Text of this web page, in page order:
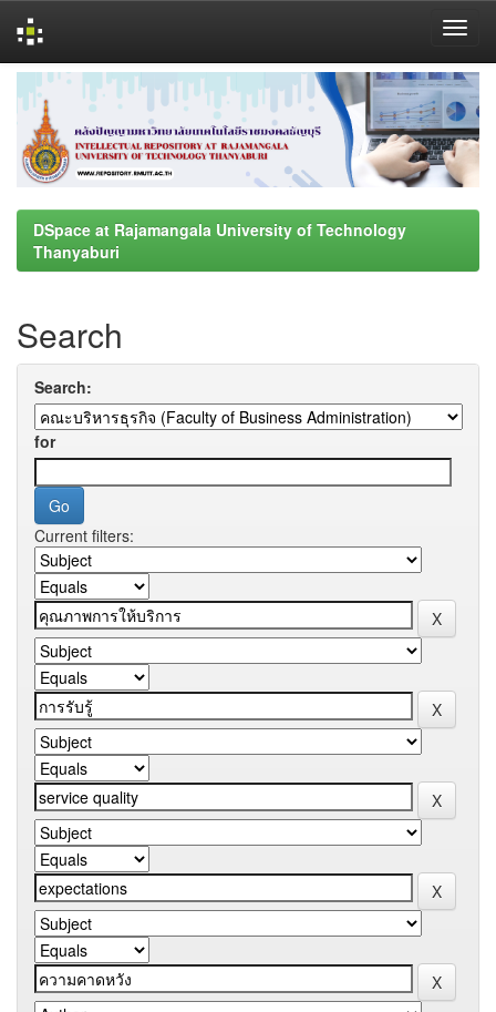
navigation
DSpace at Rajamangala University of Technology
Thanyaburi
Search
Search:
for
Current filters: